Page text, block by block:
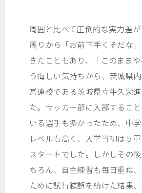
周囲と比べて圧倒的な実力差
周りから「お前下手くそだな
きたこともあり、「このまま
う悔しい気持ちから、茨城県
常連校である茨城県立牛久栄
た。サッカー部に入部するこ
いる選手も多かったため、中
レベルも高く、入学当初は５
スタートでした。しかしその
ちろん、自主練習も毎日重ね
ために試行錯誤を続けた結果